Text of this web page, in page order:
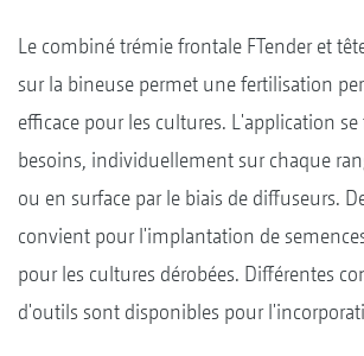
Le combiné trémie frontale FTender et
sur la bineuse permet une fertilisation
efficace pour les cultures. L'application
besoins, individuellement sur chaque
ou en surface par le biais de diffuseurs.
convient pour l'implantation de
pour les cultures dérobées. Différentes
d'outils sont disponibles pour